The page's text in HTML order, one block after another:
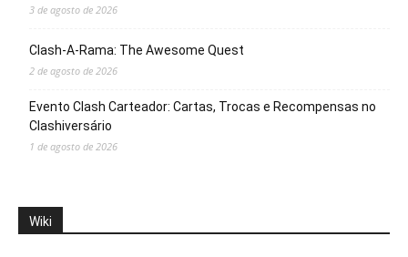
3 de agosto de 2026
Clash-A-Rama: The Awesome Quest
2 de agosto de 2026
Evento Clash Carteador: Cartas, Trocas e Recompensas no
Clashiversário
1 de agosto de 2026
Wiki